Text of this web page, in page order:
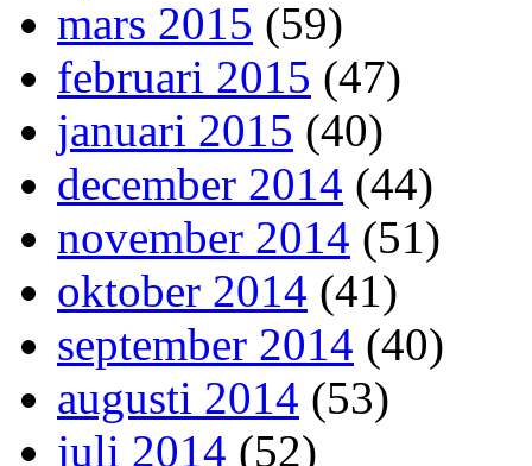
mars 2015 (59)
februari 2015 (47)
januari 2015 (40)
december 2014 (44)
november 2014 (51)
oktober 2014 (41)
september 2014 (40)
augusti 2014 (53)
juli 2014 (52)